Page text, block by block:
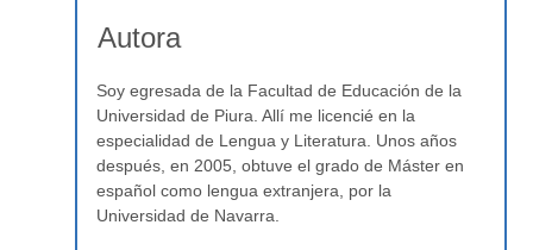
Autora
Soy egresada de la Facultad de Educación de la
Universidad de Piura. Allí me licencié en la
especialidad de Lengua y Literatura. Unos años
después, en 2005, obtuve el grado de Máster en
español como lengua extranjera, por la
Universidad de Navarra.